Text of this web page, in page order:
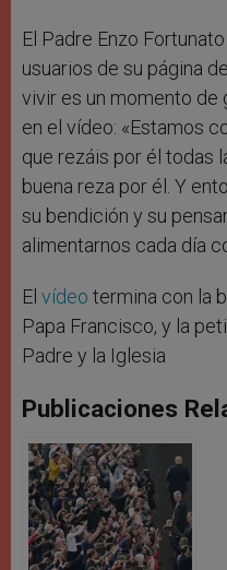
El Padre Enzo
usuarios de su página
vivir es un momento de
en el vídeo: «Estamos
que rezáis por él todas
buena reza por él. Y
su bendición y su
alimentarnos cada día
El vídeo termina con la
Papa Francisco, y la
Padre y la Iglesia
Publicaciones